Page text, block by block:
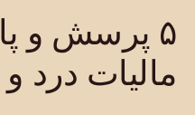
۵ پرسش و
مالیات درد و